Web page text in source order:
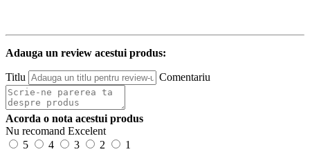
Adauga un review acestui produs:
Titlu Comentariu
Acorda o nota acestui produs
Nu recomand Excelent
5
4 3 2 1